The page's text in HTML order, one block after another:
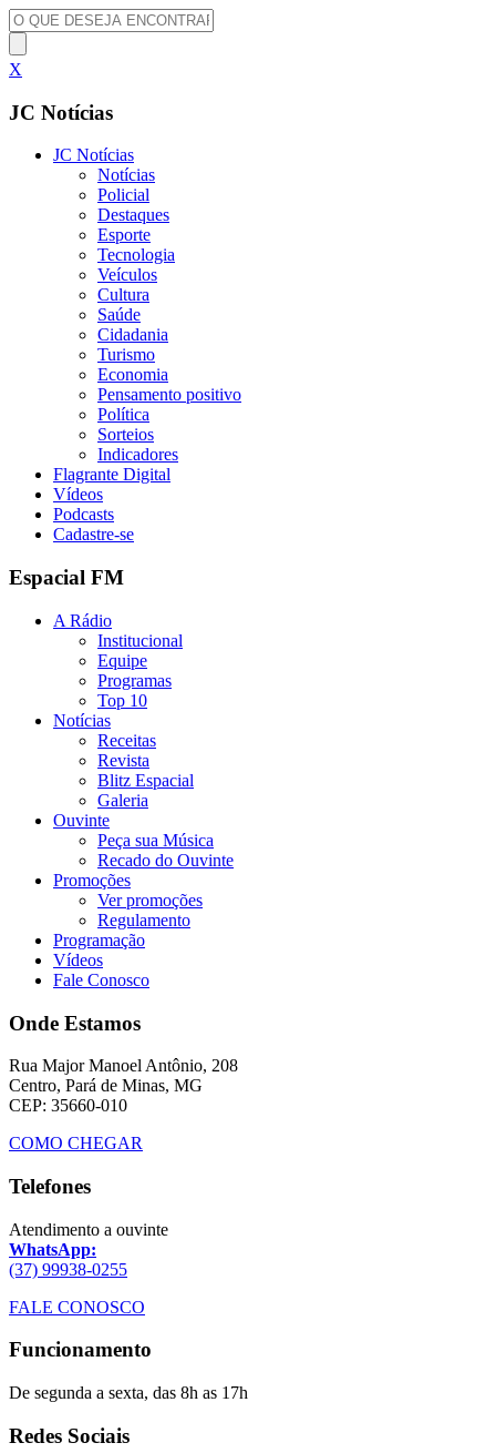
X
JC Notícias
JC Notícias
Notícias
Policial
Destaques
Esporte
Tecnologia
Veículos
Cultura
Saúde
Cidadania
Turismo
Economia
Pensamento positivo
Política
Sorteios
Indicadores
Flagrante Digital
Vídeos
Podcasts
Cadastre-se
Espacial FM
A Rádio
Institucional
Equipe
Programas
Top 10
Notícias
Receitas
Revista
Blitz Espacial
Galeria
Ouvinte
Peça sua Música
Recado do Ouvinte
Promoções
Ver promoções
Regulamento
Programação
Vídeos
Fale Conosco
Onde Estamos
Rua Major Manoel Antônio, 208
Centro, Pará de Minas, MG
CEP: 35660-010
COMO CHEGAR
Telefones
Atendimento a ouvinte
WhatsApp:
(37) 99938-0255
FALE CONOSCO
Funcionamento
De segunda a sexta, das 8h as 17h
Redes Sociais